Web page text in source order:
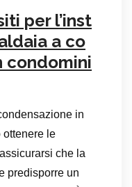
per l’inst
a co
condomini
in
ottenere le
che la
predisporre un